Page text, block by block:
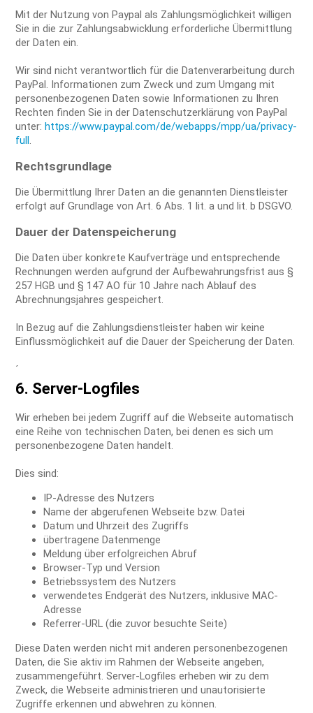
Mit der Nutzung von Paypal als Zahlungsmöglichkeit willigen
Sie in die zur Zahlungsabwicklung erforderliche Übermittlung
der Daten ein.
Wir sind nicht verantwortlich für die Datenverarbeitung durch
PayPal. Informationen zum Zweck und zum Umgang mit
personenbezogenen Daten sowie Informationen zu Ihren
Rechten finden Sie in der Datenschutzerklärung von PayPal
unter:https://www.paypal.com/de/webapps/mpp/ua/privacy-
full
Rechtsgrundlage
Die Übermittlung Ihrer Daten an die genannten Dienstleister
erfolgt auf Grundlage von Art. 6 Abs. 1 lit. a und lit. b DSGVO.
Dauer der Datenspeicherung
Die Daten über konkrete Kaufverträge und entsprechende
Rechnungen werden aufgrund der Aufbewahrungsfrist aus §
257 HGB und § 147 AO für 10 Jahre nach Ablauf des
Abrechnungsjahres gespeichert.
In Bezug auf die Zahlungsdienstleister haben wir keine
Einflussmöglichkeit auf die Dauer der Speicherung der Daten.
´
6. Server-Logfiles
Wir erheben bei jedem Zugriff auf die Webseite automatisch
eine Reihe von technischen Daten, bei denen es sich um
personenbezogene Daten handelt.
Dies sind:
IP-Adresse des Nutzers
Name der abgerufenen Webseite bzw. Datei
Datum und Uhrzeit des Zugriffs
übertragene Datenmenge
Meldung über erfolgreichen Abruf
Browser-Typ und Version
Betriebssystem des Nutzers
verwendetes Endgerät des Nutzers, inklusive MAC-
Adresse
Referrer-URL (die zuvor besuchte Seite)
Diese Daten werden nicht mit anderen personenbezogenen
Daten, die Sie aktiv im Rahmen der Webseite angeben,
zusammengeführt. Server-Logfiles erheben wir zu dem
Zweck, die Webseite administrieren und unautorisierte
Zugriffe erkennen und abwehren zu können.